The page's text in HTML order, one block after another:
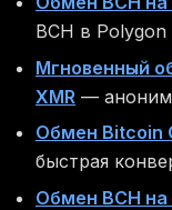
BCH в Polygon
Мгновенный
XMR —
Обмен Bitcoin
быстрая
Обмен BCH на